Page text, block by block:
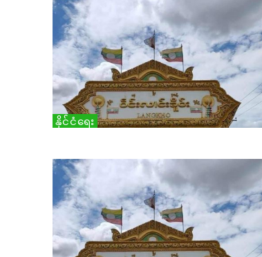
နိုင်ငံရေး